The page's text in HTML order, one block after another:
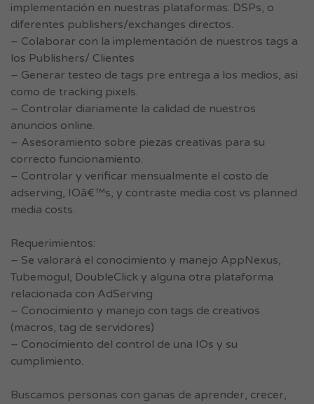
implementación en nuestras plataformas: DSPs, o
diferentes publishers/exchanges directos.
– Colaborar con la implementación de nuestros tags a
los Publishers/ Clientes
– Generar testeo de tags pre entrega a los medios, asi
como de tracking pixels.
– Controlar diariamente la calidad de nuestros
anuncios online.
– Asesoramiento sobre piezas creativas para su
correcto funcionamiento.
– Controlar y verificar mensualmente el costo de
adserving, IOâ€™s, y contraste media cost vs planned
media costs.
Requerimientos:
– Se valorará el conocimiento y manejo AppNexus,
Tubemogul, DoubleClick y alguna otra plataforma
relacionada con AdServing
– Conocimiento y manejo con tags de creativos
(macros, tag de servidores)
– Conocimiento del control de una IOs y su
cumplimiento.
Buscamos personas con ganas de aprender, crecer,